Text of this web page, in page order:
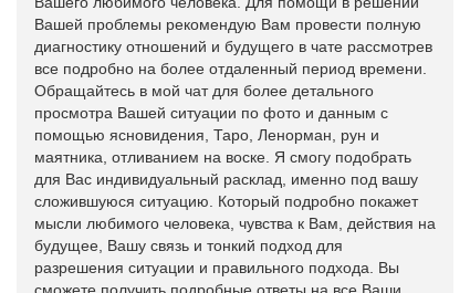
Вашей проблемы рекомендую Вам провести полную
диагностику отношений и будущего в чате рассмотрев
все подробно на более отдаленный период времени.
Обращайтесь в мой чат для более детального
просмотра Вашей ситуации по фото и данным с
помощью ясновидения, Таро, Ленорман, рун и
маятника, отливанием на воске. Я смогу подобрать
для Вас индивидуальный расклад, именно под вашу
сложившуюся ситуацию. Который подробно покажет
мысли любимого человека, чувства к Вам, действия на
будущее, Вашу связь и тонкий подход для
разрешения ситуации и правильного подхода. Вы